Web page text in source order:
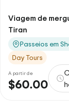
Viagem de
Tiran
Passeios em
Day Tours
A partir de
$60.00